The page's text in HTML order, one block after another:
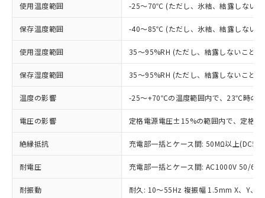
使用温度範囲 -25～70℃ (ただし、氷結、結露しない
保存温度範囲 -40～85℃ (ただし、氷結、結露しない
使用湿度範囲 35～95%RH (ただし、結露しないこと)
保存湿度範囲 35～95%RH (ただし、結露しないこと)
温度の影響 -25～+70℃の温度範囲内で、23℃時の
電圧の影響 定格電源電圧±15%の範囲内で、定格
絶縁抵抗 充電部一括とケース間: 50MΩ以上
耐電圧 充電部一括とケース間: AC1000V 50/
耐振動 耐久: 10～55Hz 複振幅 1.5mm X、Y、Z
ご利用条件
以下の条件をお読みいただき、同意のうえ
本サービスは、当社制御機器事業取扱
商品の当社在庫状況および標準価格
(税抜)を提供させていただくもので
当社制御機器事業取扱商品の中には、
ことをご了承ください。
在庫状況および標準価格照会結果は、
記載している更新日時点での社内デー
対応予定：EU RoHS指令（10物質）の非含
商品です。
対応予定なし：EU RoHS指令（10物質）の
非含有に非対応の商品で、対応品を出す予
定はありません。
調査・確認中：EU RoHS指令（10物質）の
非含有の対応状況を調査中または確認中の
非該当品：ライセンス料など無形物で、有
害物質有無と関係のない商品です。
仕入先様の事情により、非含有部品として
いたものが、含有品と判明した場合などや
むを得ず変更することがあります。
*EU RoHS指令（10物質）：
※1 中国RoHS○×表
「○」：最大均質材料含有率が中国RoHSの
基準値以下であることを示します。
「×」：最大均質材料含有率が中国RoHSの
基準値を超えていることを示します。
「－」：未確認です。当社販売部門へお問
い合わせください。
当社は、これら貴社製品のうち、外国
為替および外国貿易法に定める商品
（以下｢規制貨物等」という）を輸出